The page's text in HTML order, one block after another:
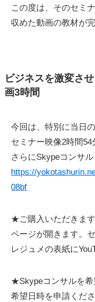
この度は、そのセミ
収めた動画の教材が
ビジネスを激変さ
画3時間
今回は、特別に当日
セミナー映像2時間
さらにSkypeコンサ
https://
08bf
★ご購入いただきま
ページが開きます。
レジュメの表紙に
★Skypeコンサルを希
希望日時を申請くだ